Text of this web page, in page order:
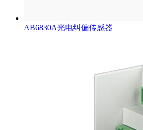
AB6830A光电纠偏传感器